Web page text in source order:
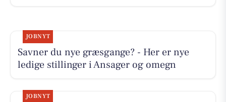
JOBNYT
Savner du nye græsgange? - Her er nye
ledige stillinger i Ansager og omegn
JOBNYT